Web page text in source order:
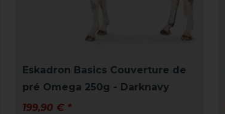
Eskadron Basics Couverture de
pré Omega 250g - Darknavy
199,90 € *